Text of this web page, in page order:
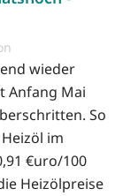
wieder
Anfang Mai
So
im
€uro/100
Heizölpreise